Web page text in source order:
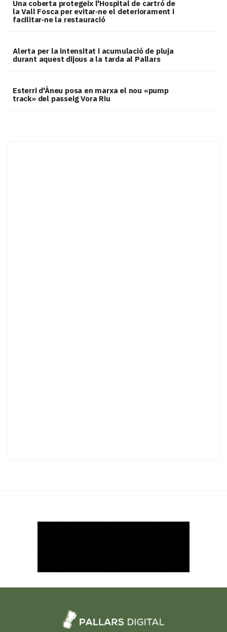
Una coberta protegeix l'Hospital de cartró de
la Vall Fosca per evitar‑ne el deteriorament i
facilitar‑ne la restauració
Alerta per la intensitat i acumulació de pluja
durant aquest dijous a la tarda al Pallars
Esterri d'Àneu posa en marxa el nou «pump
track» del passeig Vora Riu